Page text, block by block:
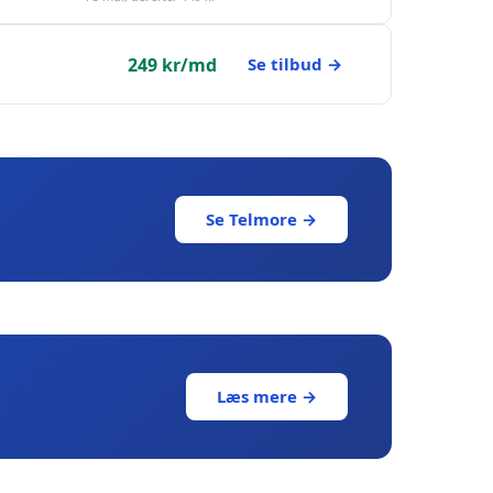
249 kr/md Se tilbud →
Se Telmore →
Læs mere →